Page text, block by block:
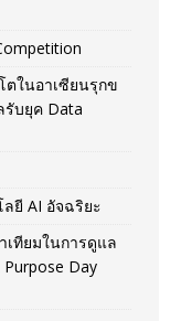
ตในอาเซียนรุกข
บยุค Data
ลยี AI อัจฉริยะ
เทียมในการดูแล
Day